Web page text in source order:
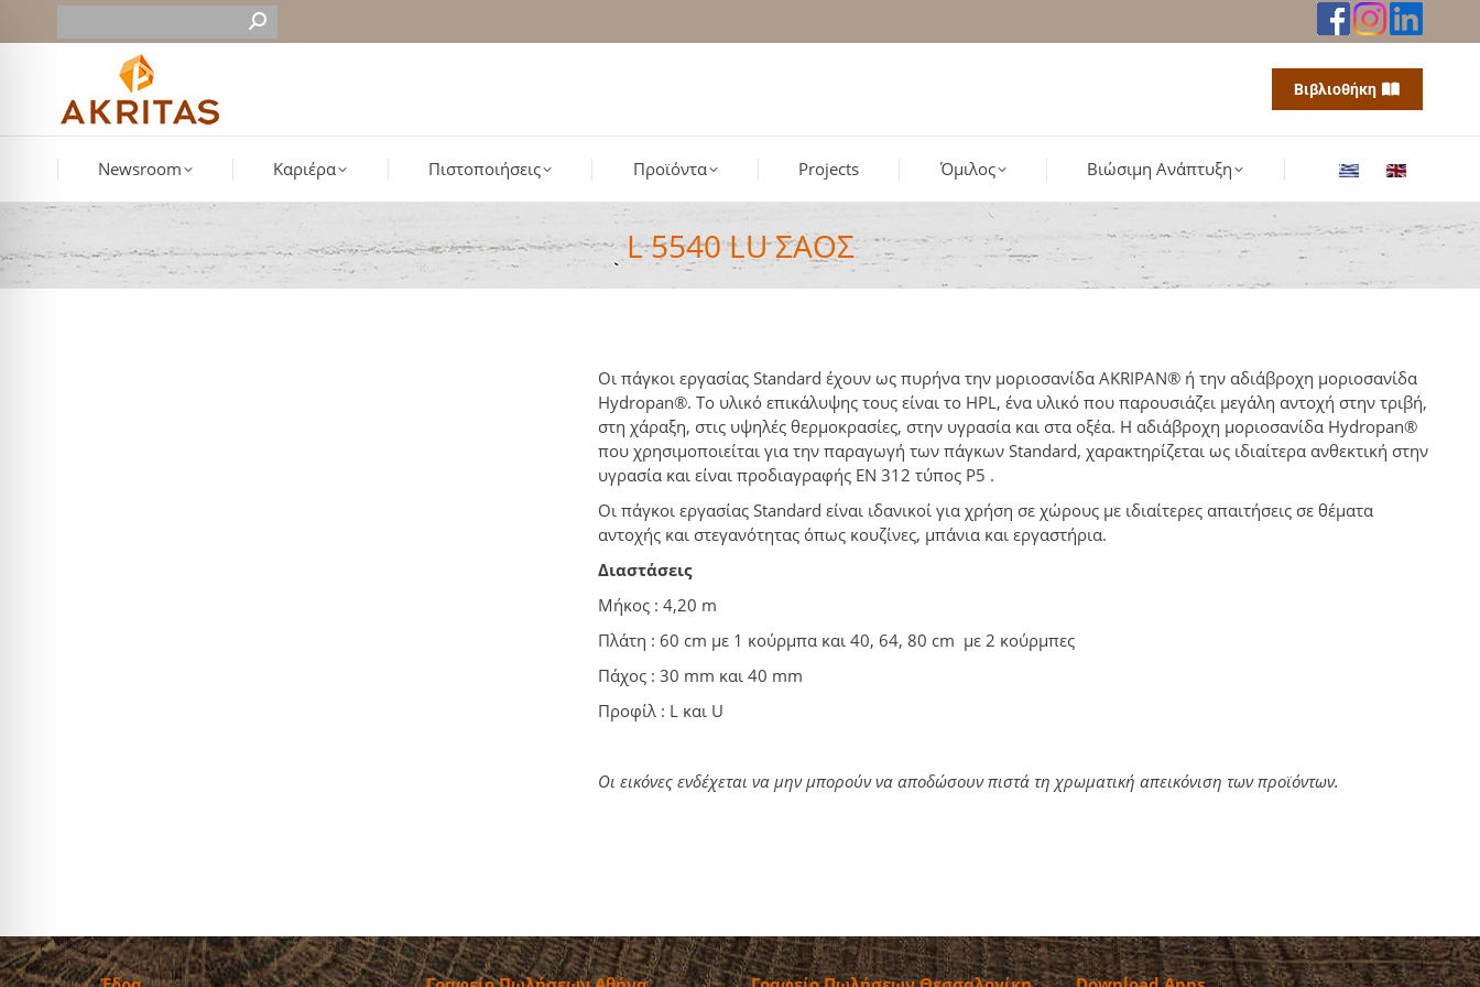
Βιβλιοθήκη
Newsroom Καριέρα Πιστοποιήσεις Προϊόντα Projects Όμιλος Βιώσιμη Ανάπτυξη
L 5540 LU ΣΑΟΣ
Οι πάγκοι εργασίας Standard έχουν ως πυρήνα την μοριοσανίδα AKRIPAN® ή την αδιάβροχη μοριοσανίδα
Hydropan®. Το υλικό επικάλυψης τους είναι το HPL, ένα υλικό που παρουσιάζει μεγάλη αντοχή στην τριβή,
στη χάραξη, στις υψηλές θερμοκρασίες, στην υγρασία και στα οξέα. Η αδιάβροχη μοριοσανίδα Hydropan®
που χρησιμοποιείται για την παραγωγή των πάγκων Standard, χαρακτηρίζεται ως ιδιαίτερα ανθεκτική στην
υγρασία και είναι προδιαγραφής ΕΝ 312 τύπος P5 .
Οι πάγκοι εργασίας Standard είναι ιδανικοί για χρήση σε χώρους με ιδιαίτερες απαιτήσεις σε θέματα
αντοχής και στεγανότητας όπως κουζίνες, μπάνια και εργαστήρια.
Διαστάσεις
Μήκος : 4,20 m
Πλάτη : 60 cm με 1 κούρμπα και 40, 64, 80 cm με 2 κούρμπες
Πάχος : 30 mm και 40 mm
Προφίλ : L και U
Οι εικόνες ενδέχεται να μην μπορούν να αποδώσουν πιστά τη χρωματική απεικόνιση των προϊόντων.